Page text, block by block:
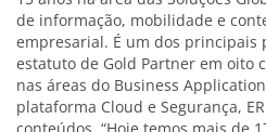
de informação, mobilidade e
empresarial. É um dos principais
estatuto de Gold Partner em oito
nas áreas do Business
plataforma Cloud e Segurança,
conteúdos. “Hoje temos mais de